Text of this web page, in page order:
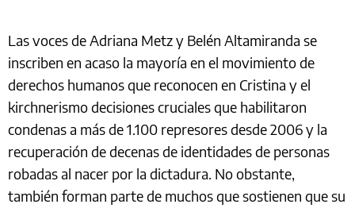
Las voces de Adriana Metz y Belén Altamiranda se
inscriben en acaso la mayoría en el movimiento de
derechos humanos que reconocen en Cristina y el
kirchnerismo decisiones cruciales que habilitaron
condenas a más de 1.100 represores desde 2006 y la
recuperación de decenas de identidades de personas
robadas al nacer por la dictadura. No obstante,
también forman parte de muchos que sostienen que su